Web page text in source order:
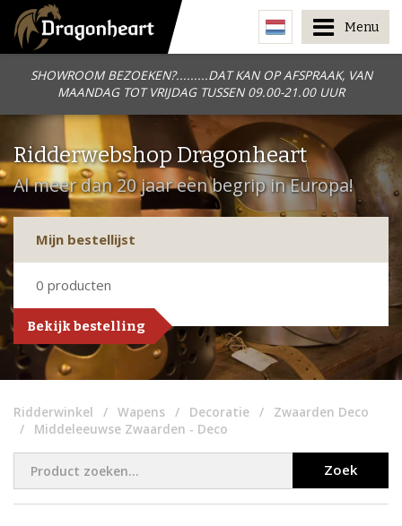
SHOWROOM BEZOEKEN?.........DAT KAN OP AFSPRAAK, VAN
MAANDAG TOT VRIJDAG TUSSEN 09.00-21.00 UUR
Menu
Ridderwebshop Dragonheart
Al meer dan 20 jaar een begrip in Europa!
Mijn bestellijst
0 producten
Bekijk bestelling
Ridderwinkel Wapens Decoratie
Zwaarden Deco
Middeleeuwse Zwaarden - Deco
Zoek